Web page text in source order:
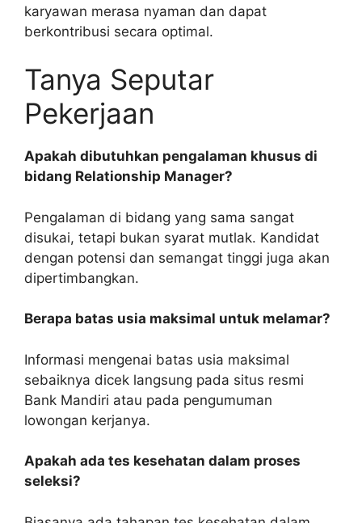
karyawan merasa nyaman dan dapat
berkontribusi secara optimal.
Tanya Seputar
Pekerjaan
Apakah dibutuhkan pengalaman khusus di
bidang Relationship Manager?
Pengalaman di bidang yang sama sangat
disukai, tetapi bukan syarat mutlak. Kandidat
dengan potensi dan semangat tinggi juga akan
dipertimbangkan.
Berapa batas usia maksimal untuk melamar?
Informasi mengenai batas usia maksimal
sebaiknya dicek langsung pada situs resmi
Bank Mandiri atau pada pengumuman
lowongan kerjanya.
Apakah ada tes kesehatan dalam proses
seleksi?